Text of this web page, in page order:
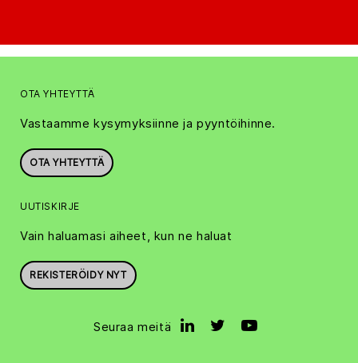
OTA YHTEYTTÄ
Vastaamme kysymyksiinne ja pyyntöihinne.
OTA YHTEYTTÄ
UUTISKIRJE
Vain haluamasi aiheet, kun ne haluat
REKISTERÖIDY NYT
Seuraa meitä